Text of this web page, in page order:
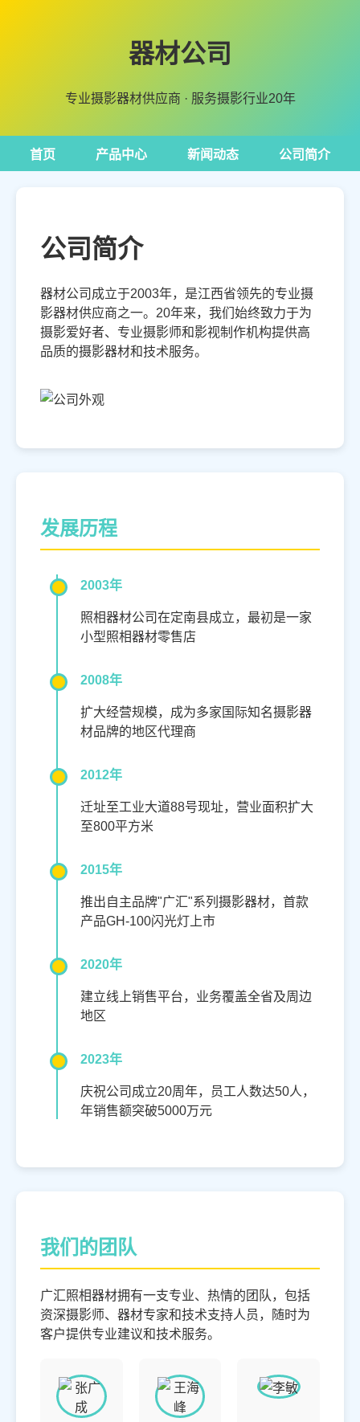
器材公司
专业摄影器材供应商 · 服务摄影行业20年
首页 产品中心 新闻动态 公司简介
公司简介
器材公司成立于2003年，是江西省领先的专业摄
影器材供应商之一。20年来，我们始终致力于为
摄影爱好者、专业摄影师和影视制作机构提供高
品质的摄影器材和技术服务。
发展历程
2003年
照相器材公司在定南县成立，最初是一家
小型照相器材零售店
2008年
扩大经营规模，成为多家国际知名摄影器
材品牌的地区代理商
2012年
迁址至工业大道88号现址，营业面积扩大
至800平方米
2015年
推出自主品牌"广汇"系列摄影器材，首款
产品GH-100闪光灯上市
2020年
建立线上销售平台，业务覆盖全省及周边
地区
2023年
庆祝公司成立20周年，员工人数达50人，
年销售额突破5000万元
我们的团队
广汇照相器材拥有一支专业、热情的团队，包括
资深摄影师、器材专家和技术支持人员，随时为
客户提供专业建议和技术服务。